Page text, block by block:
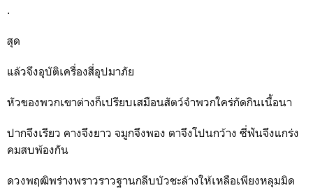
.
สุด
แล้วจึงอุบัติเครื่องสี่อุปมาภัย
หัวของพวกเขาต่างก็เปรียบเสมือนสัตว์จำพวกใคร่กัดกินเนื้อนา
ปากจึงเรียว คางจึงยาว จมูกจึงพอง ตาจึงโปนกว้าง ซี่ฟันจึงแกร่ง
คมสบพ้องกัน
ดวงพฤฒิพร่างพราวราวฐานกลีบบัวชะล้างให้เหลือเพียงหลุมมิด